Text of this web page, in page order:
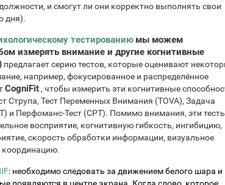
и смогут ли они корректно выполнять свои
дня).
тестированию мы можем
измерять внимание и другие когнитивные
предлагает серию тестов, которые оценивают
например, фокусированное и распределённое
CogniFit , чтобы измерить эти когнитивные
Струпа, Тест Переменных Внимания (TOVA), Задача
и Перфоманс-Тест (CPT). Помимо внимания, эти
восприятие, когнитивную гибкость, ингибицию,
скорость обработки информации, визуальное
координацию.
: необходимо следовать за движением белого шара и
появляются в центре экрана. Когда слово, которое